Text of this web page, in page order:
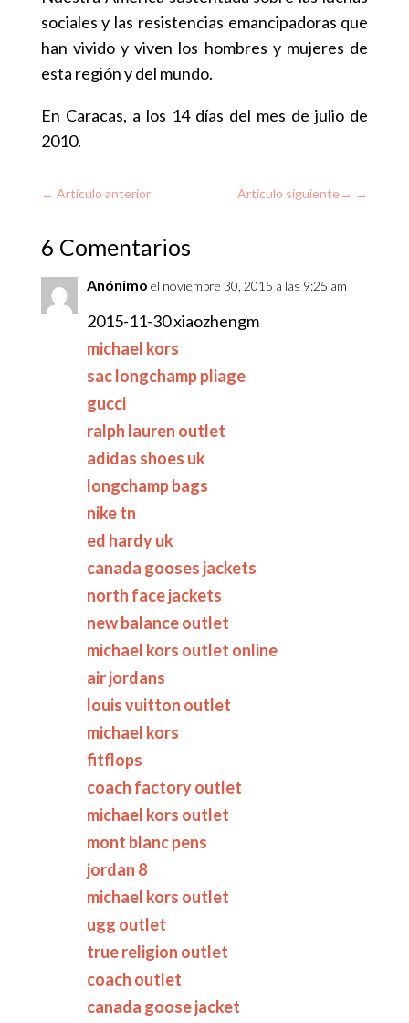
sociales y las resistencias emancipadoras que
han vivido y viven los hombres y mujeres de
esta región y del mundo.
En Caracas, a los 14 días del mes de julio de
2010.
← Artículo anterior Artículo siguiente →
6 Comentarios
Anónimo el noviembre 30, 2015 a las 9:25 am
2015-11-30 xiaozhengm
michael kors
sac longchamp pliage
gucci
ralph lauren outlet
adidas shoes uk
longchamp bags
nike tn
ed hardy uk
canada gooses jackets
north face jackets
new balance outlet
michael kors outlet online
air jordans
louis vuitton outlet
michael kors
fitflops
coach factory outlet
michael kors outlet
mont blanc pens
jordan 8
michael kors outlet
ugg outlet
true religion outlet
coach outlet
canada goose jacket